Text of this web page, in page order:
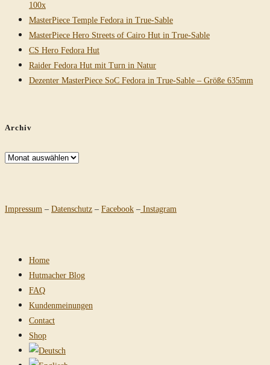
100x
MasterPiece Temple Fedora in True-Sable
MasterPiece Hero Streets of Cairo Hut in True-Sable
CS Hero Fedora Hut
Raider Fedora Hut mit Turn in Natur
Dezenter MasterPiece SoC Fedora in True-Sable – Größe 635mm
Archiv
Archiv
Impressum – Datenschutz – Facebook – Instagram
Home
Hutmacher Blog
FAQ
Kundenmeinungen
Contact
Shop